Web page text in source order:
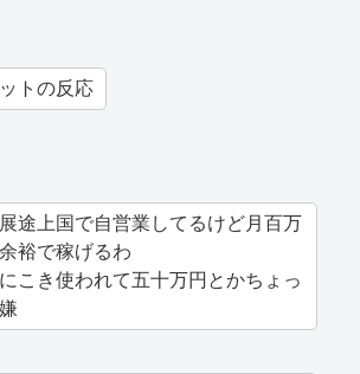
トの反応
途上国で自営業してるけど月百万
裕で稼げるわ
こき使われて五十万円とかちょっ